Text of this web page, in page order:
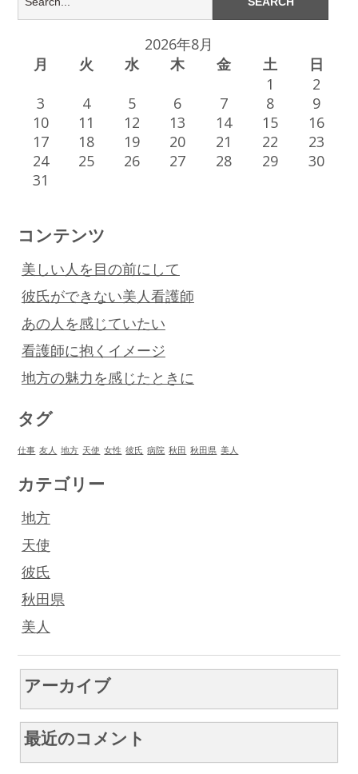
2026年8月
月
火 水 木 金 土
日
1
2
3
4 5 6 7 8
9
10
11 12 13 14 15
16
17
18 19 20 21 22
23
24
25 26 27 28 29
30
31
コンテンツ
美しい人を目の前にして
彼氏ができない美人看護師
あの人を感じていたい
看護師に抱くイメージ
地方の魅力を感じたときに
タグ
仕事 友人 地方 天使 女性 彼氏 病院 秋田 秋田県 美人
カテゴリー
地方
天使
彼氏
秋田県
美人
アーカイブ
最近のコメント